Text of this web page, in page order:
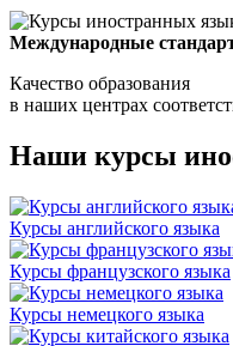
Международные
Качество образования
в наших центрах
Наши курсы
Курсы английского языка
Курсы французского языка
Курсы немецкого языка